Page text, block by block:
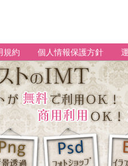
規約 個人情報保護方針